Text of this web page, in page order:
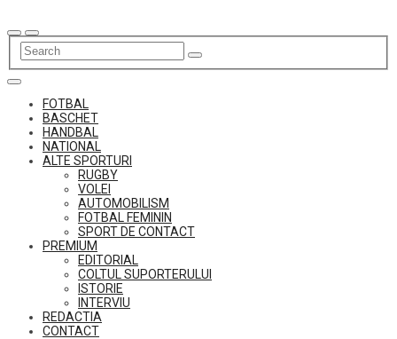
to
content
FOTBAL
BASCHET
HANDBAL
NATIONAL
ALTE SPORTURI
RUGBY
VOLEI
AUTOMOBILISM
FOTBAL FEMININ
SPORT DE CONTACT
PREMIUM
EDITORIAL
COLTUL SUPORTERULUI
ISTORIE
INTERVIU
REDACTIA
CONTACT